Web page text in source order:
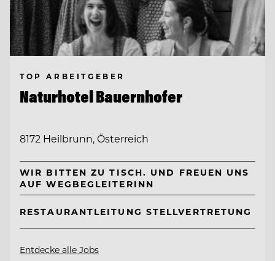
TOP ARBEITGEBER
Naturhotel Bauernhofer
8172 Heilbrunn, Österreich
WIR BITTEN ZU TISCH. UND FREUEN UNS
AUF WEGBEGLEITERINN
RESTAURANTLEITUNG STELLVERTRETUNG
Entdecke alle Jobs